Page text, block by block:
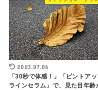
2023.07.06
「30秒で体感！」「ピントア
ラインセラム」で、見た目年齢